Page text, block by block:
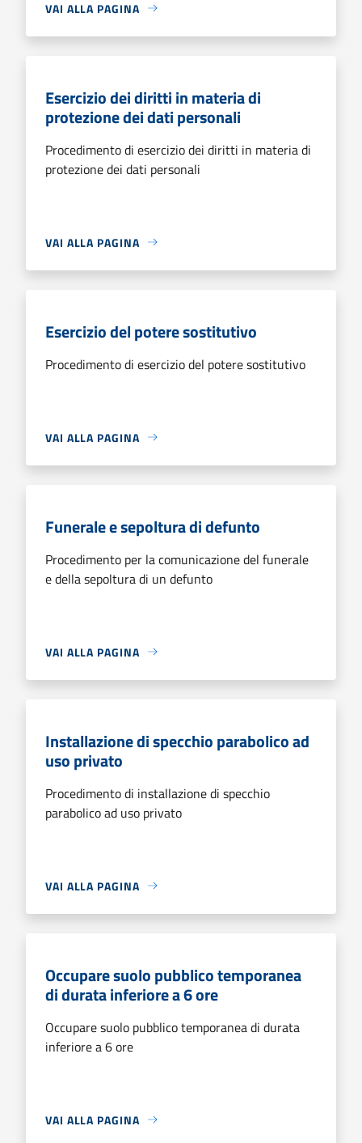
VAI ALLA PAGINA
Esercizio dei diritti in materia di
protezione dei dati personali
Procedimento di esercizio dei diritti in materia di
protezione dei dati personali
VAI ALLA PAGINA
Esercizio del potere sostitutivo
Procedimento di esercizio del potere sostitutivo
VAI ALLA PAGINA
Funerale e sepoltura di defunto
Procedimento per la comunicazione del funerale
e della sepoltura di un defunto
VAI ALLA PAGINA
Installazione di specchio parabolico ad
uso privato
Procedimento di installazione di specchio
parabolico ad uso privato
VAI ALLA PAGINA
Occupare suolo pubblico temporanea
di durata inferiore a 6 ore
Occupare suolo pubblico temporanea di durata
inferiore a 6 ore
VAI ALLA PAGINA